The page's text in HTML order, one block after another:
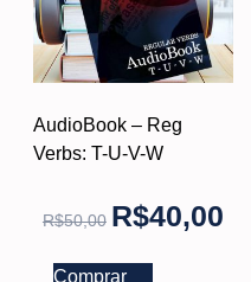
AudioBook – Reg
Verbs: T-U-V-W
R$50,00 R$40,00
Comprar